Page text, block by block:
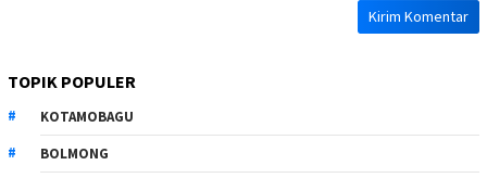
TOPIK POPULER
KOTAMOBAGU
BOLMONG